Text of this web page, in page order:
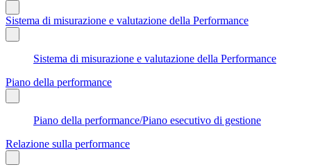
Sistema di misurazione e valutazione della Performance
Sistema di misurazione e valutazione della Performance
Piano della performance
Piano della performance/Piano esecutivo di gestione
Relazione sulla performance